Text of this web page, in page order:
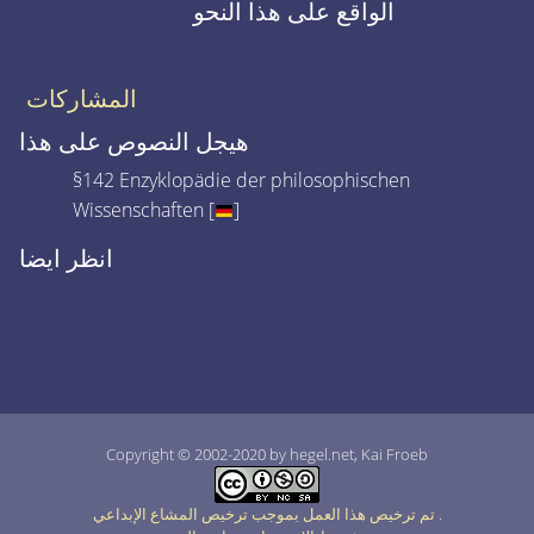
الواقع على هذا النحو
المشاركات
هيجل النصوص على هذا
§142 Enzyklopädie der philosophischen
Wissenschaften [
]
انظر ايضا
Copyright © 2002-2020 by hegel.net, Kai Froeb
.